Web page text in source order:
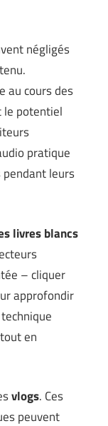
négligés
au cours des
le potentiel
pratique
leurs
livres blancs
– cliquer
approfondir
en
vlogs. Ces
peuvent